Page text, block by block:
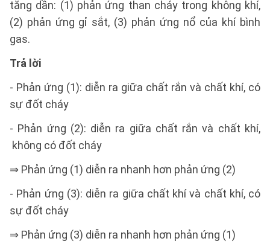
tăng dần: (1) phản ứng than cháy trong không khí,
(2) phản ứng gỉ sắt, (3) phản ứng nổ của khí bình
gas.
Trả lời
- Phản ứng (1): diễn ra giữa chất rắn và chất khí, có
sự đốt cháy
- Phản ứng (2): diễn ra giữa chất rắn và chất khí,
không có đốt cháy
⇒ Phản ứng (1) diễn ra nhanh hơn phản ứng (2)
- Phản ứng (3): diễn ra giữa chất khí và chất khí, có
sự đốt cháy
⇒ Phản ứng (3) diễn ra nhanh hơn phản ứng (1)